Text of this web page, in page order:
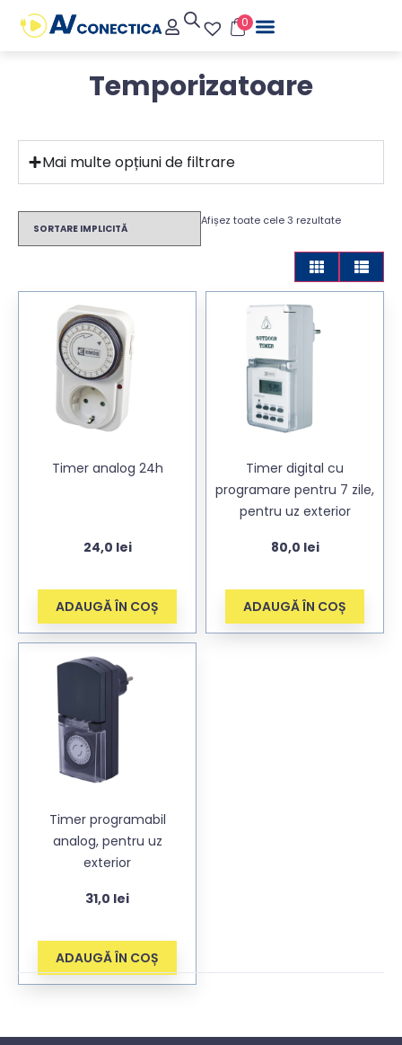
0
Temporizatoare
Mai multe opțiuni de filtrare
Afișez toate cele 3 rezultate
Timer analog 24h
24,0 lei
ADAUGĂ ÎN COȘ
Timer digital cu
programare pentru 7 zile,
pentru uz exterior
80,0 lei
ADAUGĂ ÎN COȘ
Timer programabil
analog, pentru uz
exterior
31,0 lei
ADAUGĂ ÎN COȘ